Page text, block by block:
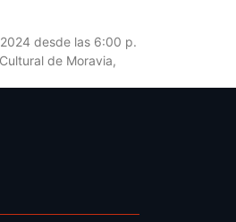
desde las 6:00 p.
de Moravia,